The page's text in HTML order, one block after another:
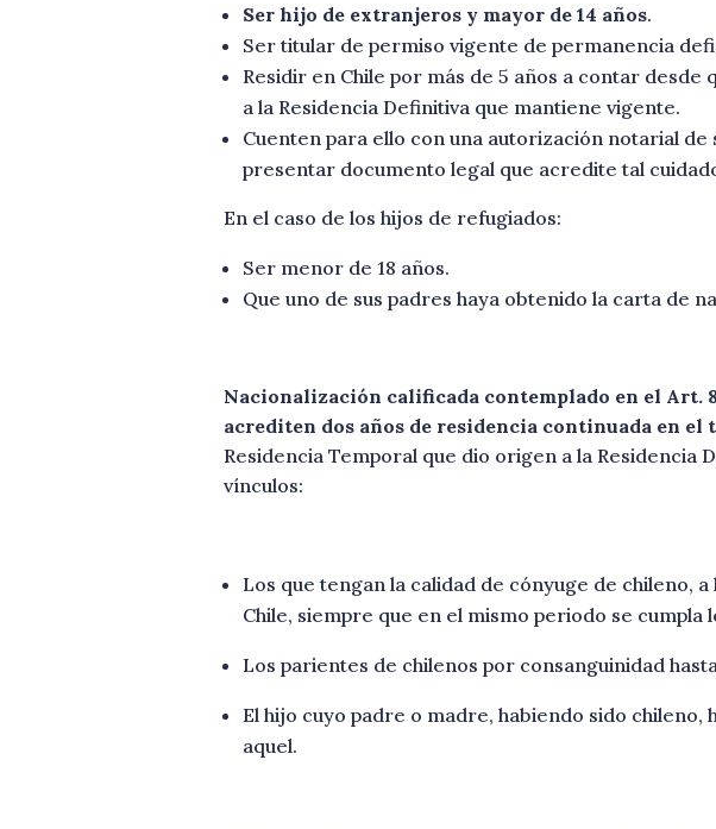
Ser hijo de extranjeros y mayor de 14 años.
Ser titular de permiso vigente de permanencia
Residir en Chile por más de 5 años a contar
a la Residencia Definitiva que mantiene vigente.
Cuenten para ello con una autorización notarial
presentar documento legal que acredite tal
En el caso de los hijos de refugiados:
Ser menor de 18 años.
Que uno de sus padres haya obtenido la carta de
Nacionalización calificada contemplado en el Art.
acrediten dos años de residencia continuada en
Residencia Temporal que dio origen a la Residencia
vínculos:
Los que tengan la calidad de cónyuge de chileno,
Chile, siempre que en el mismo periodo se cumpla
Los parientes de chilenos por consanguinidad
El hijo cuyo padre o madre, habiendo sido
aquel.